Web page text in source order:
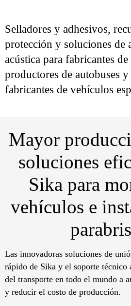
Selladores y adhesivos,
protección y soluciones de
acústica para fabricantes
productores de autobuses y
fabricantes de vehículos
Mayor
soluciones
Sika para
vehículos e
Las innovadoras soluciones de
rápido de Sika y el soporte técnico
del transporte en todo el mundo a
y reducir el costo de producción.